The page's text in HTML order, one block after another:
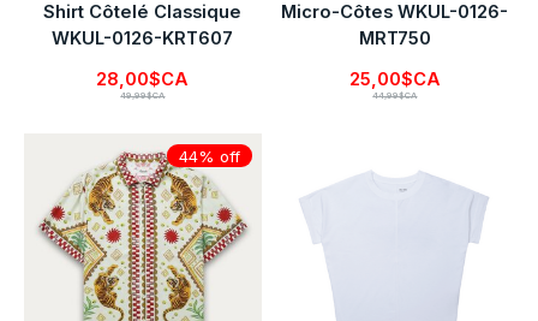
Shirt Côtelé Classique
WKUL-0126-KRT607
28,00$CA
49,99$CA
Micro-Côtes WKUL-0126-
MRT750
25,00$CA
44,99$CA
44% off